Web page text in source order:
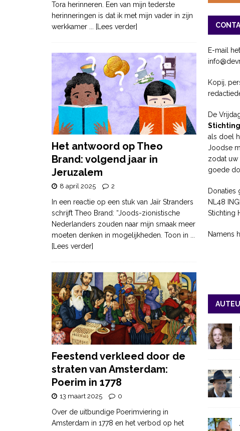
Tora herinneren. Een van mijn tederste
herinneringen is dat ik met mijn vader in zijn
werkkamer ... [Lees verder]
Het antwoord op Theo
Brand: volgend jaar in
Jeruzalem
8 april 2025 2
In een reactie op een stuk van Jaïr Stranders
schrijft Theo Brand: “Joods-zionistische
Nederlanders zouden naar mijn smaak meer
moeten denken in mogelijkheden. Toon in
[Lees verder]
Feestend verkleed door de
straten van Amsterdam:
Poerim in 1778
13 maart 2025 0
Over de uitbundige Poerimviering in
Amsterdam in 1778 en het verbod op het
E-mail
Kopij,
De
als doel
Joodse
zodat uw
goede
Donaties
NL48
Stichting
Namens